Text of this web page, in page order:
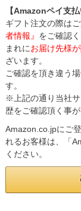
【Amazonペイ支
ギフト注文の際は
者情報』 をご確認く
まれにお届け先様
ざいます。
ご確認を頂き違う
す。
※上記の通り当社
歴をご確認頂く事
Amazon.co.jpにご
れるお客様は、「
ください。